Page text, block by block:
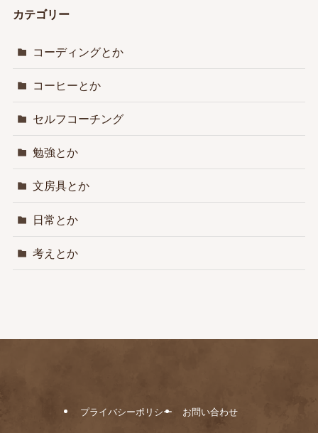
カテゴリー
コーディングとか
コーヒーとか
セルフコーチング
勉強とか
文房具とか
日常とか
考えとか
プライバシーポリシー お問い合わせ